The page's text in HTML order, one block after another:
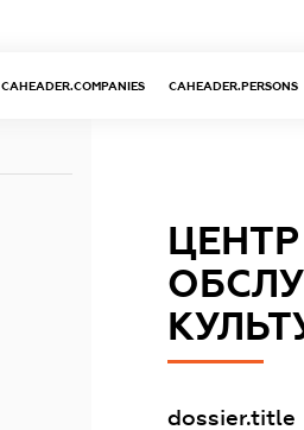
CAHEADER.COMPANIES CAHEADER.PERSONS
dossier.title